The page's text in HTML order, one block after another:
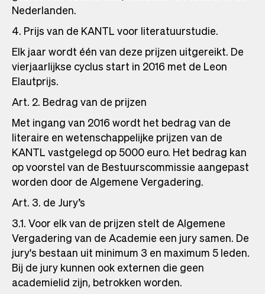
Nederlanden.
4. Prijs van de KANTL voor literatuurstudie.
Elk jaar wordt één van deze prijzen uitgereikt. De
vierjaarlijkse cyclus start in 2016 met de Leon
Elautprijs.
Art. 2. Bedrag van de prijzen
Met ingang van 2016 wordt het bedrag van de
literaire en wetenschappelijke prijzen van de
KANTL vastgelegd op 5000 euro. Het bedrag kan
op voorstel van de Bestuurscommissie aangepast
worden door de Algemene Vergadering.
Art. 3. de Jury’s
3.1. Voor elk van de prijzen stelt de Algemene
Vergadering van de Academie een jury samen. De
jury's bestaan uit minimum 3 en maximum 5 leden.
Bij de jury kunnen ook externen die geen
academielid zijn, betrokken worden.